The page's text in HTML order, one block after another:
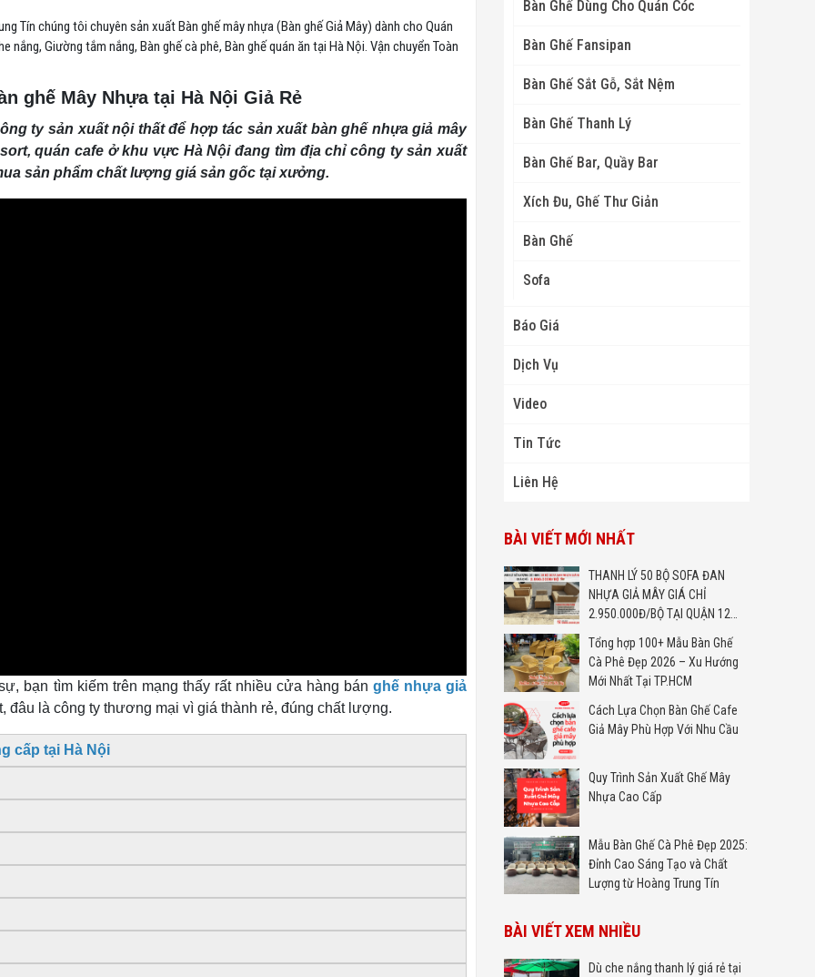
Tín chúng tôi chuyên sản xuất Bàn ghế mây nhựa (Bàn ghế Giả Mây) dành cho Quán
nắng, Giường tắm nắng, Bàn ghế cà phê, Bàn ghế quán ăn tại Hà Nội. Vận chuyển Toàn
ghế Mây Nhựa tại Hà Nội Giả Rẻ
ty sản xuất nội thất để hợp tác sản xuất bàn ghế nhựa giả mây
quán cafe ở khu vực Hà Nội đang tìm địa chỉ công ty sản xuất
sản phẩm chất lượng giá sản gốc tại xưởng.
bạn tìm kiếm trên mạng thấy rất nhiều cửa hàng bán ghế nhựa giả
là công ty thương mại vì giá thành rẻ, đúng chất lượng.
cấp tại Hà Nội
Bàn Ghế Dùng Cho Quán Cóc
Bàn Ghế Fansipan
Bàn Ghế Sắt Gỗ, Sắt Nệm
Bàn Ghế Thanh Lý
Bàn Ghế Bar, Quầy Bar
Xích Đu, Ghế Thư Giản
Bàn Ghế
Sofa
Báo Giá
Dịch Vụ
Video
Tin Tức
Liên Hệ
BÀI VIẾT MỚI NHẤT
THANH LÝ 50 BỘ SOFA ĐAN
NHỰA GIẢ MÂY GIÁ CHỈ
2.950.000Đ/BỘ TẠI QUẬN 12
Tổng hợp 100+ Mẫu Bàn Ghế
Cà Phê Đẹp 2026 – Xu Hướng
Mới Nhất Tại TP.HCM
Cách Lựa Chọn Bàn Ghế Cafe
Giả Mây Phù Hợp Với Nhu Cầu
Quy Trình Sản Xuất Ghế Mây
Nhựa Cao Cấp
Mẫu Bàn Ghế Cà Phê Đẹp 2025:
Đỉnh Cao Sáng Tạo và Chất
Lượng từ Hoàng Trung Tín
BÀI VIẾT XEM NHIỀU
Dù che nắng thanh lý giá rẻ tại